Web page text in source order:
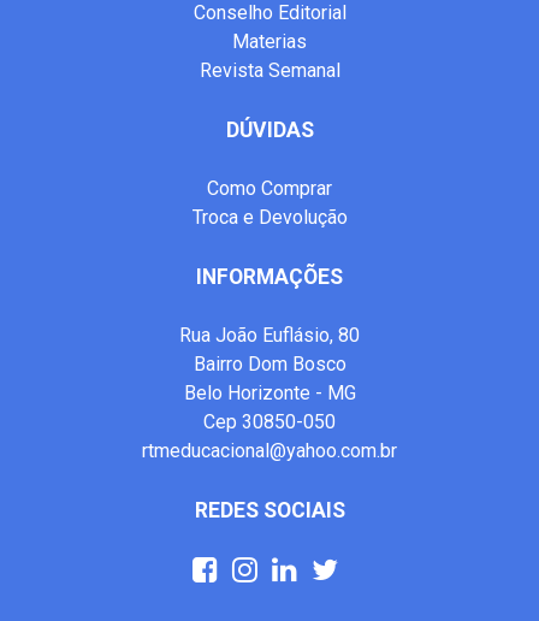
Conselho Editorial
Materias
Revista Semanal
DÚVIDAS
Como Comprar
Troca e Devolução
INFORMAÇÕES
Rua João Euflásio, 80
Bairro Dom Bosco
Belo Horizonte - MG
Cep 30850-050
rtmeducacional@yahoo.com.br
REDES SOCIAIS